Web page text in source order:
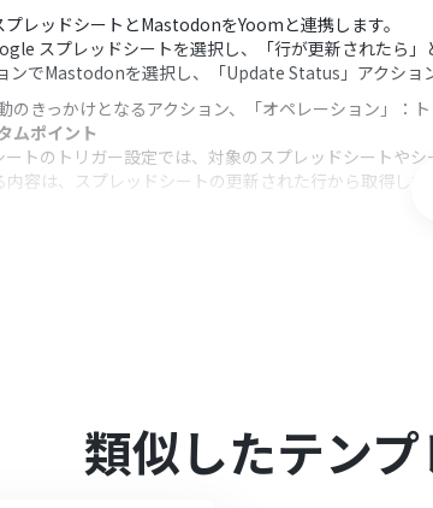
レッドシートとMastodonをYoomと連携します。
スプレッドシートを選択し、「行が更新されたら」
ンでMastodonを選択し、「Update Status」アクシ
きっかけとなるアクション、「オペレーション」：
ムポイント
トのトリガー設定では、対象のスプレッドシートや
容は、スプレッドシートの更新された行から取得し
類似したテン